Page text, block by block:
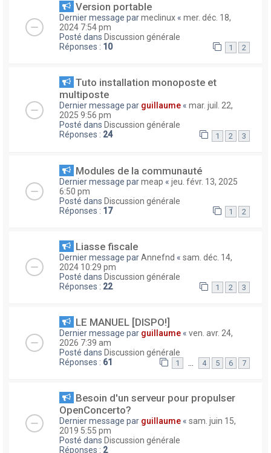
Version portable
Dernier message parmeclinux « mer. déc. 18,
2024 7:54 pm
Posté dans Discussion générale
Réponses : 10 1 2
Tuto installation monoposte et
multiposte
Dernier message par guillaume « mar. juil. 22,
2025 9:56 pm
Posté dans Discussion générale
Réponses : 24 1 2 3
Modules de la communauté
Dernier message parmeap « jeu. févr. 13, 2025
6:50 pm
Posté dans Discussion générale
Réponses : 17 1 2
Liasse fiscale
Dernier message parAnnefnd « sam. déc. 14,
2024 10:29 pm
Posté dans Discussion générale
Réponses : 22 1 2 3
LE MANUEL [DISPO!]
Dernier message par guillaume « ven. avr. 24,
2026 7:39 am
Posté dans Discussion générale
Réponses : 61 1 … 4 5 6 7
Besoin d'un serveur pour propulser
OpenConcerto?
Dernier message par guillaume « sam. juin 15,
2019 5:55 pm
Posté dans Discussion générale
Réponses : 2